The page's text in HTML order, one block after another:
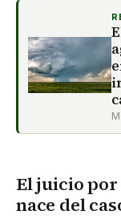
El juicio
nace del